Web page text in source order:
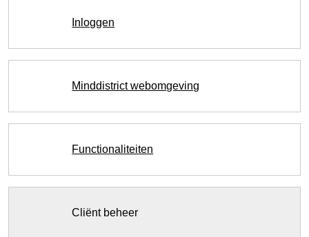
Inloggen
Minddistrict webomgeving
Functionaliteiten
Cliënt beheer